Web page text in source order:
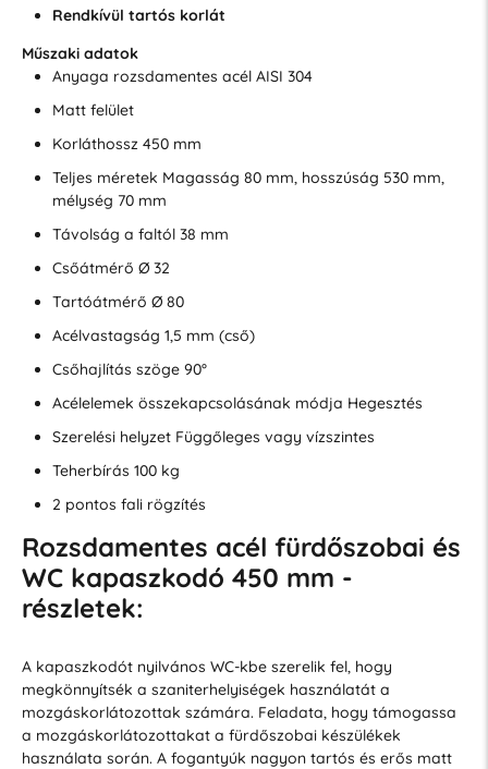
Rendkívül tartós korlát
Műszaki adatok
Anyaga rozsdamentes acél AISI 304
Matt felület
Korláthossz 450 mm
Teljes méretek Magasság 80 mm, hosszúság 530 mm,
mélység 70 mm
Távolság a faltól 38 mm
Csőátmérő Ø 32
Tartóátmérő Ø 80
Acélvastagság 1,5 mm (cső)
Csőhajlítás szöge 90°
Acélelemek összekapcsolásának módja Hegesztés
Szerelési helyzet Függőleges vagy vízszintes
Teherbírás 100 kg
2 pontos fali rögzítés
Rozsdamentes acél fürdőszobai és
WC kapaszkodó 450 mm -
részletek:
A kapaszkodót nyilvános WC-kbe szerelik fel, hogy
megkönnyítsék a szaniterhelyiségek használatát a
mozgáskorlátozottak számára. Feladata, hogy támogassa
a mozgáskorlátozottakat a fürdőszobai készülékek
használata során. A fogantyúk nagyon tartós és erős matt